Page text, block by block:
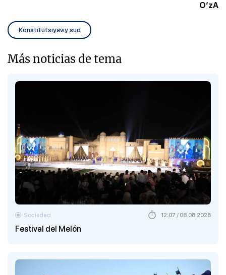
O‘zA
Konstitutsiyaviy sud
Más noticias de tema
Festival del Melón
Sociedad 12:07 / 08.08.2026